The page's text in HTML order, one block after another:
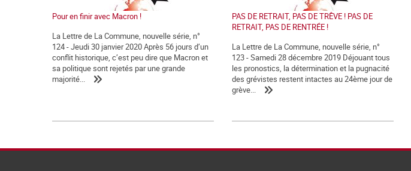
Pour en finir avec Macron !
La Lettre de La Commune, nouvelle série, n°
124 - Jeudi 30 janvier 2020 Après 56 jours d’un
conflit historique, c’est peu dire que Macron et
sa politique sont rejetés par une grande
majorité...
PAS DE RETRAIT, PAS DE TRÊVE ! PAS DE
RETRAIT, PAS DE RENTRÉE !
La Lettre de La Commune, nouvelle série, n°
123 - Samedi 28 décembre 2019 Déjouant tous
les pronostics, la détermination et la pugnacité
des grévistes restent intactes au 24ème jour de
grève...